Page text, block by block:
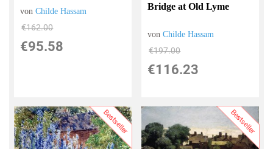
vonChilde Hassam
€162.00
€95.58
Bridge at Old Lyme
vonChilde Hassam
€197.00
€116.23
Bestseller Bestseller